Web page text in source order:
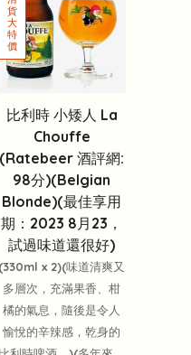
比利時 小矮人 La
Chouffe
(Ratebeer 酒評網:
98分)(Belgian
Blonde)(最佳享用
期：2023 8月23，
試過味道還很好)
(330ml x 2)(味道清爽又
多層次，充滿果香、柑
橘的氣息，隨後是令人
愉悅的辛辣感，乾身的